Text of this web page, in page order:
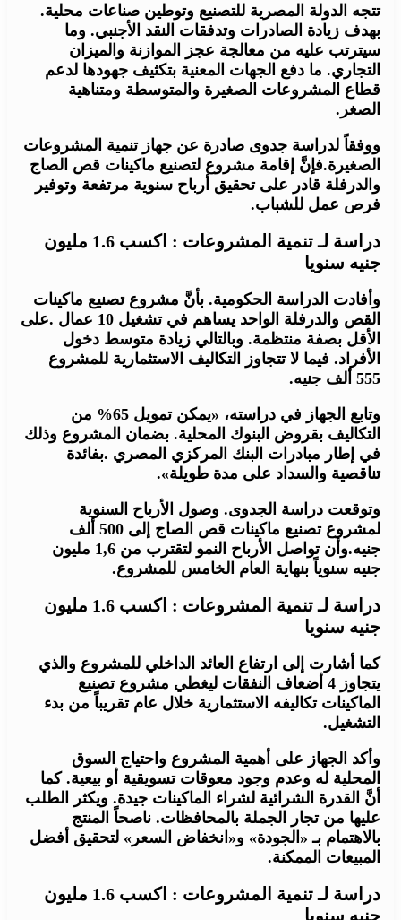
تتجه الدولة المصرية للتصنيع وتوطين صناعات محلية.
بهدف زيادة الصادرات وتدفقات النقد الأجنبي. وما
سيترتب عليه من معالجة عجز الموازنة والميزان
التجاري. ما دفع الجهات المعنية بتكثيف جهودها لدعم
قطاع المشروعات الصغيرة والمتوسطة ومتناهية
الصغر.
ووفقاً لدراسة جدوى صادرة عن جهاز تنمية المشروعات
الصغيرة.فإنَّ إقامة مشروع لتصنيع ماكينات قص الصاج
والدرفلة قادر على تحقيق أرباح سنوية مرتفعة وتوفير
فرص عمل للشباب.
دراسة لـ تنمية المشروعات : اكسب 1.6 مليون
جنيه سنويا
وأفادت الدراسة الحكومية. بأنَّ مشروع تصنيع ماكينات
القص والدرفلة الواحد يساهم في تشغيل 10 عمال .على
الأقل بصفة منتظمة. وبالتالي زيادة متوسط دخول
الأفراد. فيما لا تتجاوز التكاليف الاستثمارية للمشروع
555 ألف جنيه.
وتابع الجهاز في دراسته، «يمكن تمويل 65% من
التكاليف بقروض البنوك المحلية. بضمان المشروع وذلك
في إطار مبادرات البنك المركزي المصري .بفائدة
تناقصية والسداد على مدة طويلة».
وتوقعت دراسة الجدوى. وصول الأرباح السنوية
لمشروع تصنيع ماكينات قص الصاج إلى 500 ألف
جنيه.وأن تواصل الأرباح النمو لتقترب من 1,6 مليون
جنيه سنوياً بنهاية العام الخامس للمشروع.
دراسة لـ تنمية المشروعات : اكسب 1.6 مليون
جنيه سنويا
كما أشارت إلى ارتفاع العائد الداخلي للمشروع والذي
يتجاوز 4 أضعاف النفقات ليغطي مشروع تصنيع
الماكينات تكاليفه الاستثمارية خلال عام تقريباً من بدء
التشغيل.
وأكد الجهاز على أهمية المشروع واحتياج السوق
المحلية له وعدم وجود معوقات تسويقية أو بيعية. كما
أنَّ القدرة الشرائية لشراء الماكينات جيدة. ويكثر الطلب
عليها من تجار الجملة بالمحافظات. ناصحاً المنتج
بالاهتمام بـ «الجودة» و«انخفاض السعر» لتحقيق أفضل
المبيعات الممكنة.
دراسة لـ تنمية المشروعات : اكسب 1.6 مليون
جنيه سنويا